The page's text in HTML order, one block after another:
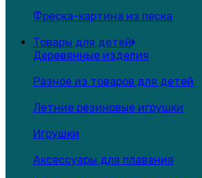
Фреска-картина из песка
Товары для детей
Деревянные изделия
Разное из товаров для детей
Летние резиновые игрушки
Игрушки
Аксессуары для плавания